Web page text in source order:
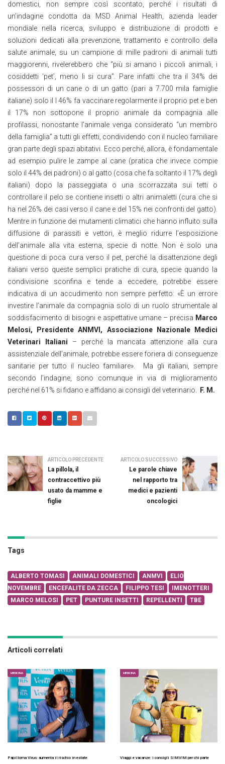
domestici, non sempre così scontato, perché i risultati di
un’indagine condotta da
MSD Animal Health, azienda leader
mondiale nella ricerca, sviluppo e distribuzione di prodotti e
soluzioni dedicati alla prevenzione, trattamento e controllo della
salute animale, su un campione di mille padroni di animali tutti
maggiorenni, rivelerebbero che “più si amano i piccoli animali, i
cosiddetti ‘pet’, meno li si cura”. Pare infatti che tra il 34% dei
possessori di un cane o di un gatto (pari a 7.700 mila famiglie
italiane) solo il l 46% fa vaccinare regolarmente il proprio pet e ben
il 17% non sottopone il proprio animale da compagnia alle
profilassi, nonostante l’animale venga considerato “un membro
della famiglia” a tutti gli effetti, condividendo con il nucleo familiare
gran parte degli spazi abitativi. Ecco perché, allora, è fondamentale
ad esempio pulire le zampe al cane (pratica che invece compie
solo il 44% dei padroni) o al gatto (cosa che fa soltanto il 17% degli
italiani) dopo la passeggiata o una scorrazzata sui tetti o
controllare il pelo se contiene insetti o altri animaletti (cura che si
ha nel 26% dei casi verso il cane e del 15% nei confronti del gatto).
Mentre in funzione dei mutamenti climatici che hanno influito sulla
diffusione di parassiti e vettori, è meglio ridurre l’esposizione
dell’animale alla vita esterna, specie di notte. Non è solo una
questione di poca cura verso il pet, perché la disattenzione degli
italiani verso queste semplici pratiche di cura, specie quando la
condivisione sconfina e tende a eccedere, potrebbe essere
indicativa di un accudimento non sempre perfetto: «È un errore
investire l’animale da compagnia solo di un ruolo strumentale al
soddisfacimento di bisogni e aspettative umane – precisa Marco
Melosi, Presidente ANMVI, Associazione Nazionale Medici
Veterinari Italiani – perché la mancata attenzione alla cura
assistenziale dell’animale, potrebbe essere foriera di conseguenze
sanitarie per tutto il nucleo familiare». Ma gli italiani, sempre
secondo l’indagine, sono comunque in via di miglioramento
perché nel 61% si fidano e affidano ai consigli del veterinario.
F. M.
ARTICOLO PRECEDENTE
La pillola, il
contraccettivo più
usato da mamme e
figlie
ARTICOLO SUCCESSIVO
Le parole chiave
nel rapporto tra
medici e pazienti
oncologici
Tags
ALBERTO TOMASI ANIMALI DOMESTICI ANMVI
ELIO
NOVEMBRE
ENCEFALITE DA ZECCA FILIPPO TESI
IMENOTTERI
MARCO MELOSI
PET PUNTURE INSETTI REPELLENTI TBE
Articoli correlati
MEDICINA
Papilloma Virus: aumenta il rischio in estate
MEDICINA
Viaggi e vacanze: i consigli SIMVIM per chi parte